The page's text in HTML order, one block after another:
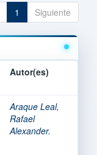
1 Siguiente
Autor(es)
Araque Leal,
Rafael
Alexander.